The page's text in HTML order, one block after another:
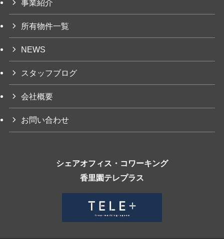
事業紹介
所有物件一覧
NEWS
スタッフブログ
会社概要
お問い合わせ
シェアオフィス・コワーキング
香里園テレプラス